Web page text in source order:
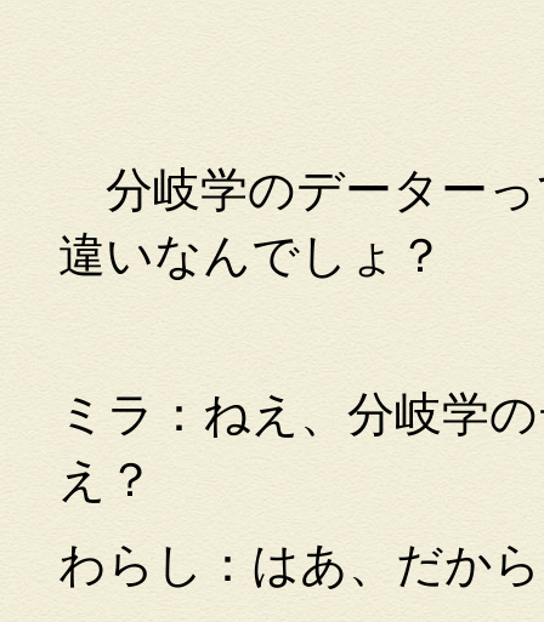
分岐学のデーター
違いなんでしょ？
ミラ：ねえ、分岐学
え？
わらし：はあ、だか